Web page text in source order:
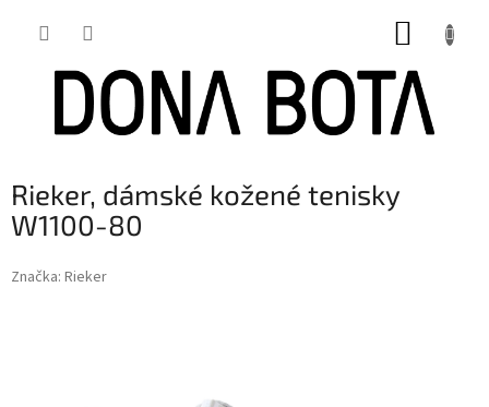
Rieker, dámské kožené tenisky
W1100-80
Značka: Rieker